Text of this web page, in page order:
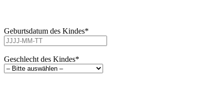
Geburtsdatum des Kindes*
Geschlecht des Kindes*